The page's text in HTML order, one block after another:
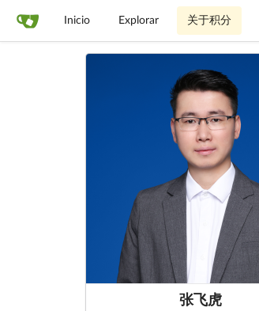
Inicio Explorar 关于积分
张飞虎